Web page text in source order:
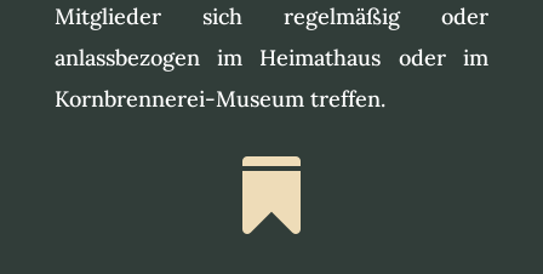
Mitglieder sich regelmäßig oder
anlassbezogen im Heimathaus oder im
Kornbrennerei-Museum treffen.
